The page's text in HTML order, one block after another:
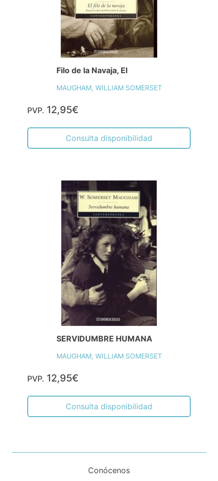
Filo de la Navaja, El
MAUGHAM, WILLIAM SOMERSET
PVP. 12,95€
Consulta disponibilidad
SERVIDUMBRE HUMANA
MAUGHAM, WILLIAM SOMERSET
PVP. 12,95€
Consulta disponibilidad
Conócenos